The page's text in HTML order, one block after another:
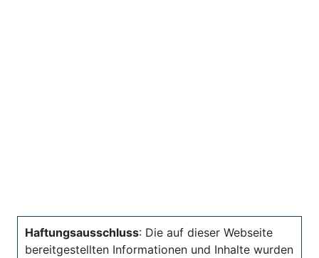
Haftungsausschluss: Die auf dieser Webseite
bereitgestellten Informationen und Inhalte wurden